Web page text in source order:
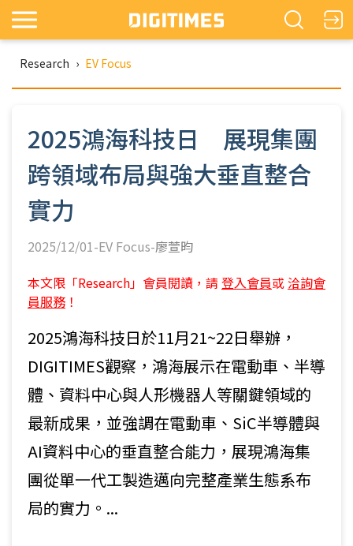
Research › EV Focus
2025鴻海科技日 展現集團
跨領域布局與強大垂直整合
實力
2025/12/01-EV Focus-廖萱昀
本文限「Research」會員閱讀，請 登入會員或 洽詢會
員服務 ！
2025鴻海科技日於11月21~22日舉辦，
DIGITIMES觀察，鴻海展示在電動車、半導
體、資料中心與人形機器人等關鍵領域的
最新成果，並強調在電動車、SiC半導體與
AI資料中心的垂直整合能力，展現鴻海集
團從單一代工製造邁向完整產業生態系布
局的實力。...